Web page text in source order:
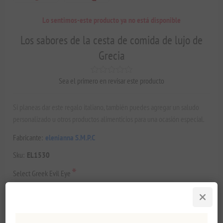
Lo sentimos-este producto ya no está disponible
Los sabores de la cesta de comida de lujo de
Grecia
Sea el primero en revisar este producto
Fabricante: elenianna S.M.P.C
Sku: EL1530
Select Greek Evil Eye*